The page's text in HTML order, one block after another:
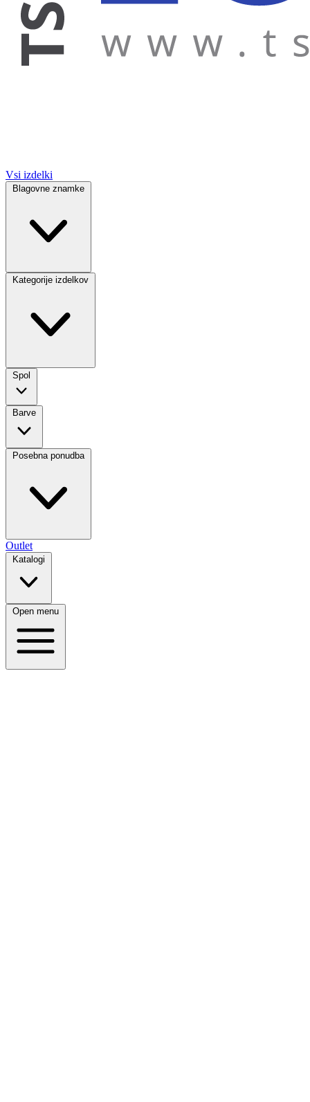
Vsi izdelki
Blagovne znamke
Kategorije izdelkov
Spol
Barve
Posebna ponudba
Outlet
Katalogi
Open menu